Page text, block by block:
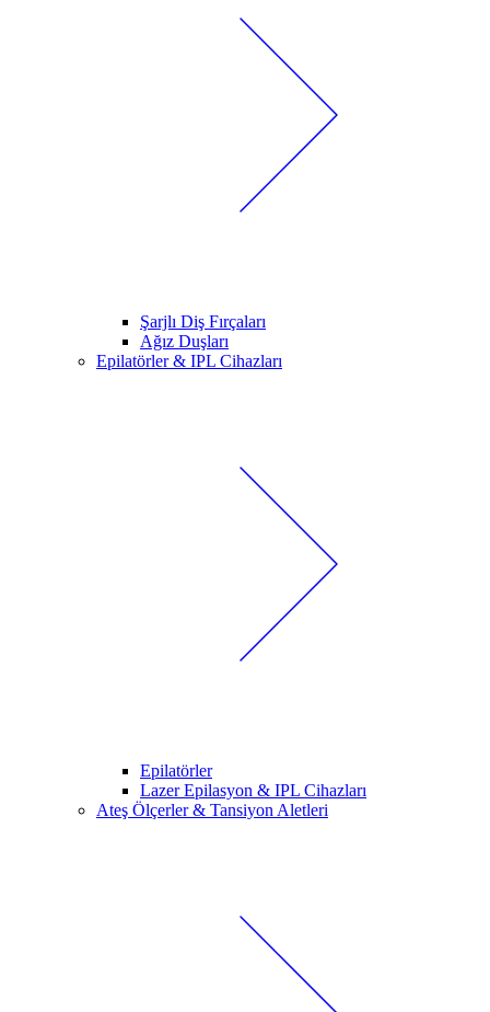
Şarjlı Diş Fırçaları
Ağız Duşları
Epilatörler & IPL Cihazları
Epilatörler
Lazer Epilasyon & IPL Cihazları
Ateş Ölçerler & Tansiyon Aletleri